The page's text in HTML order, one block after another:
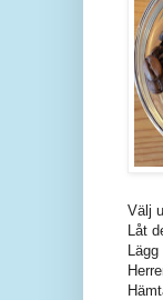
Välj
Låt